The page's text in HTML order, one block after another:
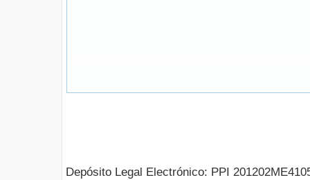
Depósito Legal Electrónico: PPI